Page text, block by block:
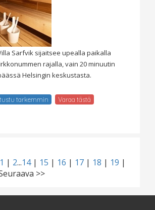
Sarfvik sijaitsee upealla paikalla
rajalla, vain 20 minuutin
Helsingin keskustasta.
tarkemmin Varaa tästä
1 | 2...14| 15 | 16 | 17 | 18 | 19 |
>>